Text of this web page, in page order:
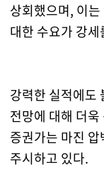
상회했으며, 이
대한 수요가 강
강력한 실적에도
전망에 대해 더
증권가는 마진
주시하고 있다.